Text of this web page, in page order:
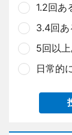
1.2回あ
3.4回あ
5回以
日常的